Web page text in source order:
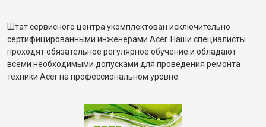
Штат сервисного центра укомплектован исключительно
сертифицированными инженерами Acer. Наши специалисты
проходят обязательное регулярное обучение и обладают
всеми необходимыми допусками для проведения ремонта
техники Acer на профессиональном уровне.